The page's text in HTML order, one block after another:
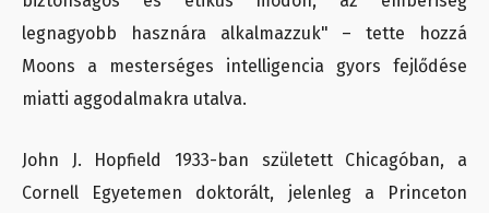
legnagyobb hasznára alkalmazzuk" – tette hozzá
Moons a mesterséges intelligencia gyors fejlődése
miatti aggodalmakra utalva.
John J. Hopfield 1933-ban született Chicagóban, a
Cornell Egyetemen doktorált, jelenleg a Princeton